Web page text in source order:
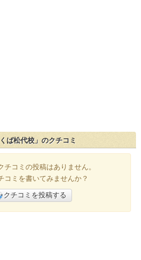
ば松代校」のクチコミ
チコミの投稿はありません。
コミを書いてみませんか？
クチコミを投稿する